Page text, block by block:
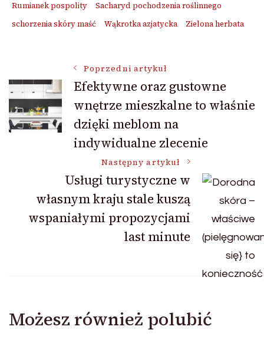
Rumianek pospolity
Sacharyd pochodzenia roślinnego
schorzenia skóry maść
Wąkrotka azjatycka Zielona herbata
Nawigacja
wpisu
Poprzedni artykuł
Efektywne oraz gustowne
wnętrze mieszkalne to właśnie
dzięki meblom na
indywidualne zlecenie
Następny artykuł
Usługi turystyczne w
własnym kraju stale kuszą
wspaniałymi propozycjami
last minute
Możesz również polubić